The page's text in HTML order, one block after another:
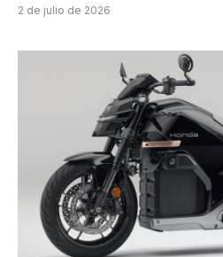
2 de julio de 2026